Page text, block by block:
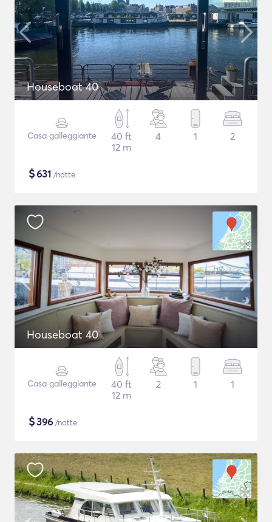
Houseboat 40
Casa galleggiante
40 ft
12 m
4 1 2
$631 /notte
Houseboat 40
Casa galleggiante
40 ft
12 m
2 1 1
$396 /notte